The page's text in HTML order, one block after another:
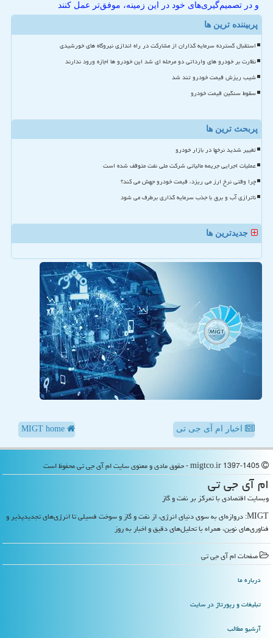
و در تصمیم‌گیری‌های خود در این زمینه، موفق‌تر عمل کنند
پربیننده ترین ها
استقبال گسترده سرمایه گذاران از مشارکت در راه اندازی نیروگاه های خورشیدی
نظارت بر خودرو های وارداتی دو مرحله ای شد این خودرو ها اجازه ورود ندارند
شیب ریزش قیمت خودرو تند شد
سقوط سنگین قیمت خودرو
پربحث ترین ها
تغییر شدید نرخها در بازار خودرو
عملیات اجرایی جریمه مالیاتی شرکت ملی نفت متوقف شده است
چرا وقتی نرخ ارز می ریزد، قیمت خودرو جهش می کند؟
ناترازی آب و برق با جذب سرمایه گذاری برطرف می شود
جدیدترین ها
اخبار ام آی جی تی
ام آی جی تی
وبسایت اقتصادی با تمرکز بر نفت و گاز
MIGT: دروازه‌ای به سوی دنیای انرژی، از نفت و گاز و سوخت فسیلی تا انرژی‌های تجدیدپذیر و
فناوری‌های نوین، همراه با تحلیل‌های دقیق و اخبار به روز
صفحات ام آی جی تی
درباره ما
تبلیغات و رپورتاژ در سایت
آرشیو مطالب